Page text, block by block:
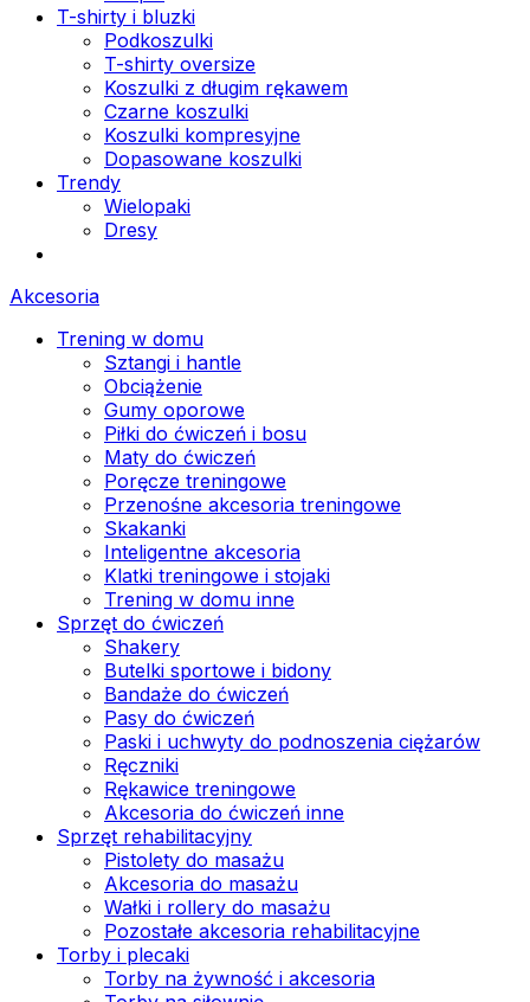
T-shirty i bluzki
Podkoszulki
T-shirty oversize
Koszulki z długim rękawem
Czarne koszulki
Koszulki kompresyjne
Dopasowane koszulki
Trendy
Wielopaki
Dresy
Akcesoria
Trening w domu
Sztangi i hantle
Obciążenie
Gumy oporowe
Piłki do ćwiczeń i bosu
Maty do ćwiczeń
Poręcze treningowe
Przenośne akcesoria treningowe
Skakanki
Inteligentne akcesoria
Klatki treningowe i stojaki
Trening w domu inne
Sprzęt do ćwiczeń
Shakery
Butelki sportowe i bidony
Bandaże do ćwiczeń
Pasy do ćwiczeń
Paski i uchwyty do podnoszenia ciężarów
Ręczniki
Rękawice treningowe
Akcesoria do ćwiczeń inne
Sprzęt rehabilitacyjny
Pistolety do masażu
Akcesoria do masażu
Wałki i rollery do masażu
Pozostałe akcesoria rehabilitacyjne
Torby i plecaki
Torby na żywność i akcesoria